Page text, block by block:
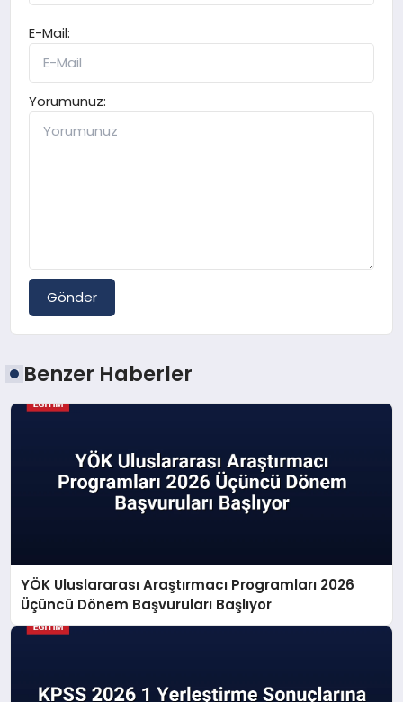
E-Mail:
Yorumunuz:
Gönder
Benzer Haberler
YÖK Uluslararası Araştırmacı Programları 2026
Üçüncü Dönem Başvuruları Başlıyor